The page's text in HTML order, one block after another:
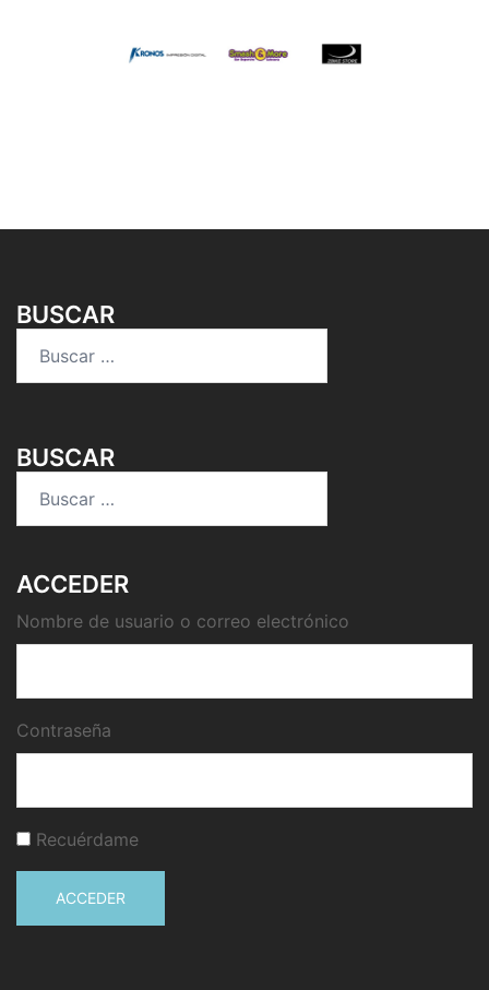
BUSCAR
BUSCAR
ACCEDER
Nombre de usuario o correo electrónico
Contraseña
Recuérdame
ACCEDER